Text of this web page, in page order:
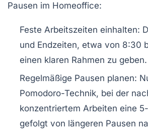
Pausen im Homeoffice:
Feste Arbeitszeiten einhalten:
und Endzeiten, etwa von 8:30
einen klaren Rahmen zu geben.
Regelmäßige Pausen planen:
Pomodoro-Technik, bei der
konzentriertem Arbeiten eine
gefolgt von längeren Pausen